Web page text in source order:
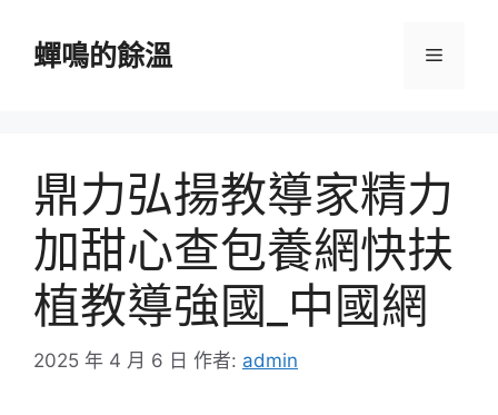
蟬鳴的餘溫 選
鼎力弘揚教導家精力
加甜心查包養網快扶
植教導強國_中國網
2025 年 4 月 6 日 作者: admin